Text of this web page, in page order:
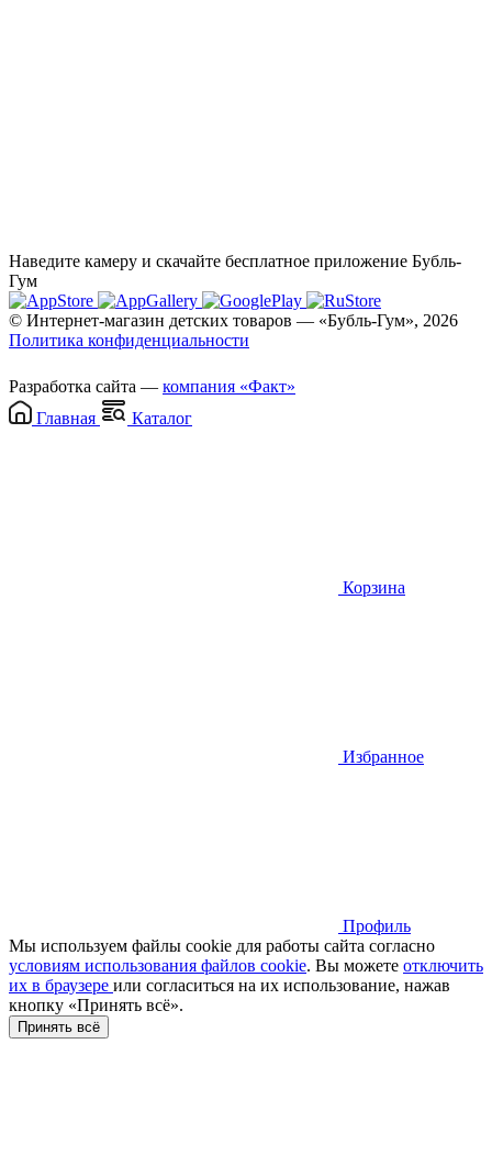
Наведите камеру и скачайте бесплатное приложение Бубль-
Гум
© Интернет-магазин детских товаров — «Бубль-Гум», 2026
Политика конфиденциальности
Разработка сайта — компания «Факт»
Главная
Каталог
Корзина
Избранное
Профиль
Мы используем файлы cookie для работы сайта согласно
условиям использования файлов cookie. Вы можете отключить
их в браузере или cогласиться на их использование, нажав
кнопку «Принять всё».
Принять всё